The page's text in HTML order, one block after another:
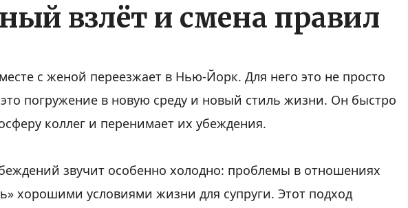
взлёт и смена правил
с женой переезжает в Нью-Йорк. Для него это не просто
погружение в новую среду и новый стиль жизни. Он быстро
коллег и перенимает их убеждения.
звучит особенно холодно: проблемы в отношениях
хорошими условиями жизни для супруги. Этот подход